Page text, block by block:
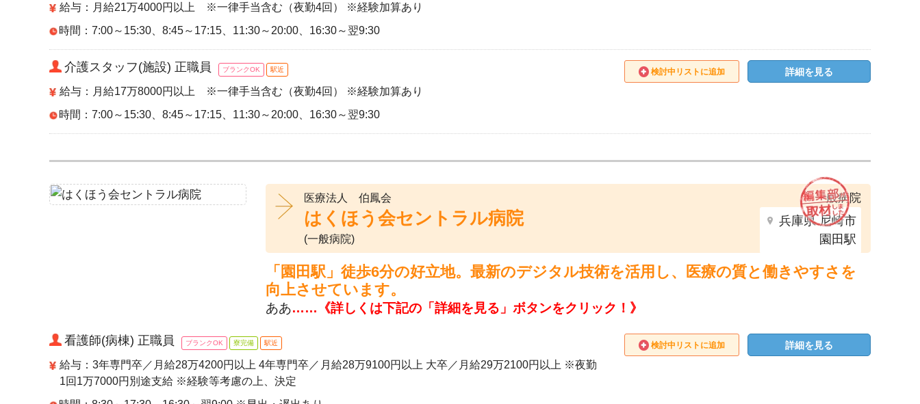
給与：月給21万4000円以上 ※一律手当含む（夜勤4回） ※経験加算あり
時間：7:00～15:30、8:45～17:15、11:30～20:00、16:30～翌9:30
介護スタッフ(施設) 正職員 ブランクOK 駅近
給与：月給17万8000円以上 ※一律手当含む（夜勤4回） ※経験加算あり
時間：7:00～15:30、8:45～17:15、11:30～20:00、16:30～翌9:30
検討中リストに追加 詳細を見る
医療法人 伯鳳会
はくほう会セントラル病院
(一般病院)
一般病院
兵庫県 尼崎市
園田駅
「園田駅」徒歩6分の好立地。最新のデジタル技術を活用し、医療の質と働きやすさを
向上させています。
ああ……《詳しくは下記の「詳細を見る」ボタンをクリック！》
看護師(病棟) 正職員 ブランクOK 寮完備 駅近
給与：3年専門卒／月給28万4200円以上 4年専門卒／月給28万9100円以上 大卒／月給29万2100円以上 ※夜勤
1回1万7000円別途支給 ※経験等考慮の上、決定
検討中リストに追加 詳細を見る